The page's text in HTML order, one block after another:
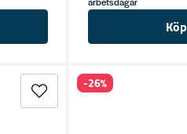
Köp
-26%